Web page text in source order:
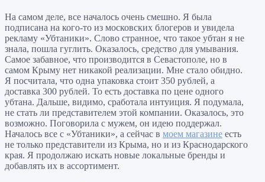
На самом деле, все началось очень смешно. Я была
подписана на кого-то из московских блогеров и увидела
рекламу «Убтаники». Слово странное, что такое убтан я не
знала, пошла гуглить. Оказалось, средство для умывания.
Самое забавное, что производится в Севастополе, но в
самом Крыму нет никакой реализации. Мне стало обидно.
Я посчитала, что одна упаковка стоит 350 рублей, а
доставка 300 рублей. То есть доставка по цене одного
убтана. Дальше, видимо, сработала интуиция. Я подумала,
не стать ли представителем этой компании. Оказалось, это
возможно. Поговорила с мужем, он идею поддержал.
Началось все с «Убтаники», а сейчас в моем магазине есть
не только представители из Крыма, но и из Краснодарского
края. Я продолжаю искать новые локальные бренды и
добавлять их в ассортимент.